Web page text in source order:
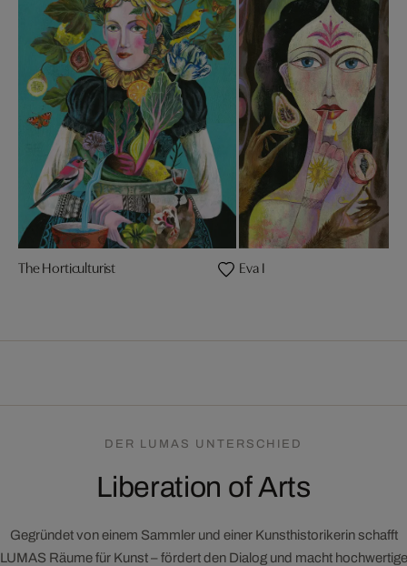
The Horticulturist Eva I
DER LUMAS UNTERSCHIED
Liberation of Arts
Gegründet von einem Sammler und einer Kunsthistorikerin schafft
LUMAS Räume für Kunst – fördert den Dialog und macht hochwertige